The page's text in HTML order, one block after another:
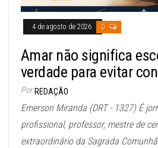
4 de agosto de 2026 0
Amar não significa
verdade para evitar
Por REDAÇÃO
Emerson Miranda (DRT - 1327) É
profissional, professor, mestre de
extraordinário da Sagrada